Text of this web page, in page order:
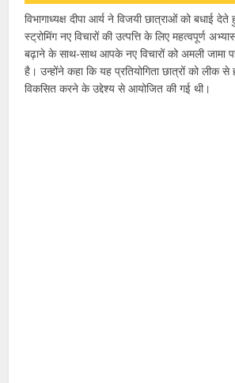
विभागाध्यक्ष दीपा आर्य ने विजयी छात्राओं को बधाई
स्ट्रोमिंग नए विचारों की उत्पत्ति के लिए महत्वपूर्ण
बढ़ाने के साथ-साथ आपके नए विचारों को अमली जामा
है। उन्होंने कहा कि यह प्रतियोगिता छात्रों को
विकसित करने के उद्देश्य से आयोजित की गई थी।